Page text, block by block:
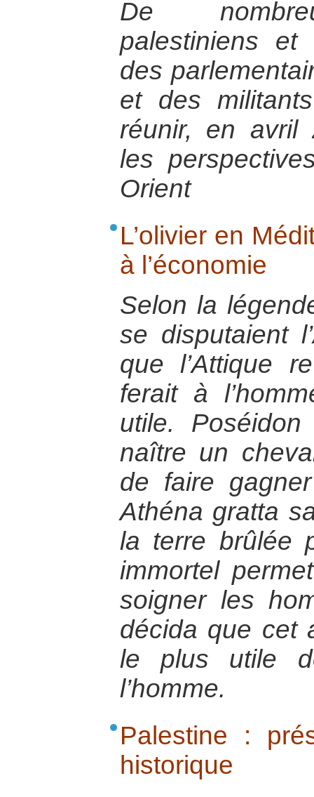
De
palestiniens et
des
et des
réunir, en avril
les
Orient
L’olivier en
à l’économie
Selon la
se disputaient
que l’Attique
ferait à
utile.
naître un
de faire
Athéna gratta
la terre brûlée
immortel
soigner les
décida que cet
le plus utile
l’homme.
Palestine :
historique